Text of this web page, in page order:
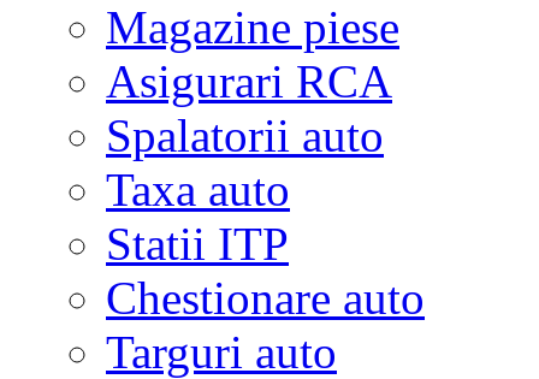
Magazine piese
Asigurari RCA
Spalatorii auto
Taxa auto
Statii ITP
Chestionare auto
Targuri auto